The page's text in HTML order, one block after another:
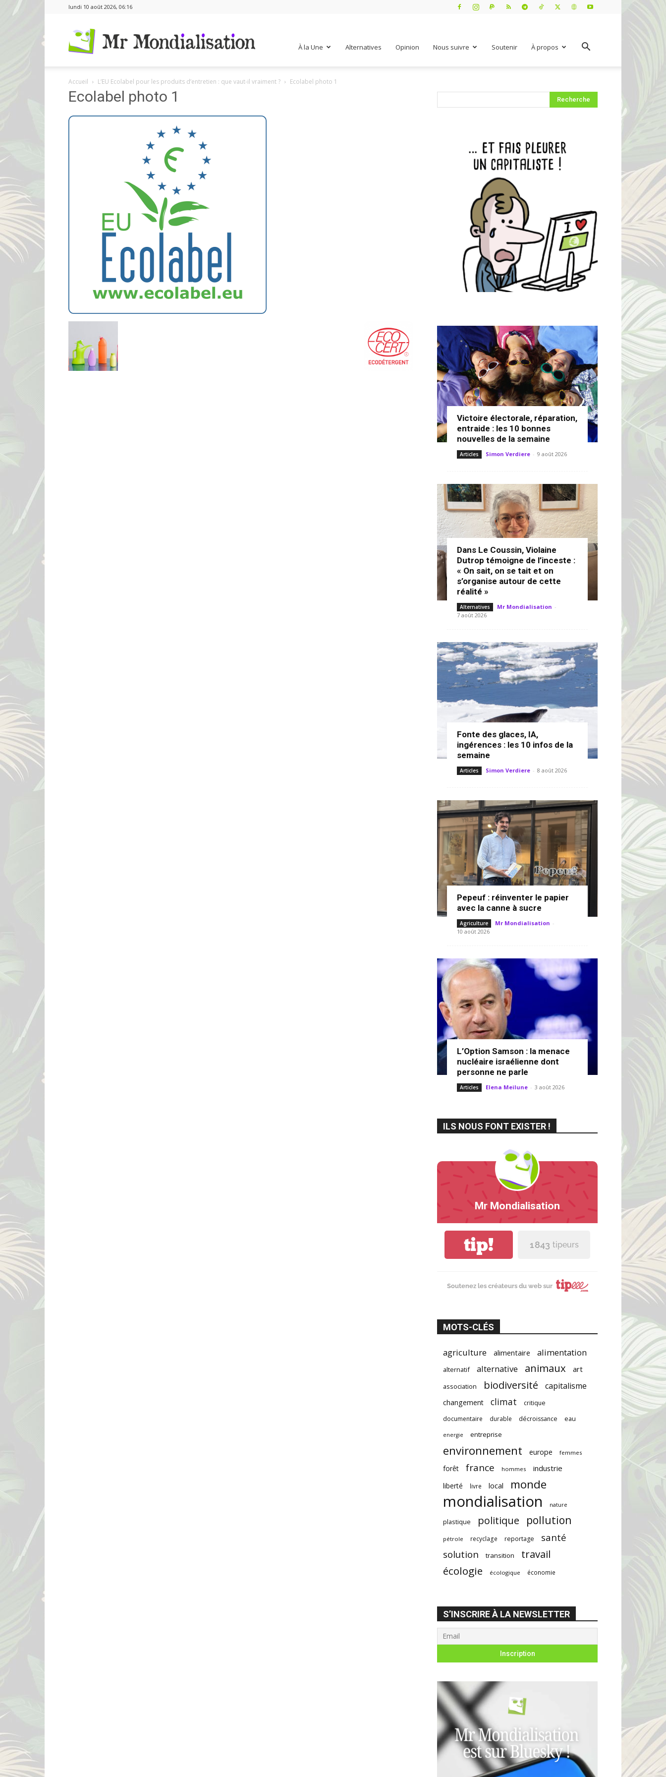
lundi 10 août 2026, 06:16
À la Une Alternatives Opinion Nous suivre Soutenir À propos
Accueil L’EU Ecolabel pour les produits d’entretien : que vaut-il vraiment ? Ecolabel photo 1
Ecolabel photo 1
Victoire électorale, réparation,
entraide : les 10 bonnes
nouvelles de la semaine
Articles Simon Verdiere - 9 août 2026
Dans Le Coussin, Violaine
Dutrop témoigne de l’inceste :
« On sait, on se tait et on
s’organise autour de cette
réalité »
Alternatives Mr Mondialisation -
7 août 2026
Fonte des glaces, IA,
ingérences : les 10 infos de la
semaine
Articles Simon Verdiere - 8 août 2026
Pepeuf : réinventer le papier
avec la canne à sucre
Agriculture Mr Mondialisation -
10 août 2026
L’Option Samson : la menace
nucléaire israélienne dont
personne ne parle
Articles Elena Meilune - 3 août 2026
ILS NOUS FONT EXISTER !
Mr Mondialisation
tip! 1 843 tipeurs
Soutenez les créateurs du web sur
MOTS-CLÉS
agriculture alimentaire alimentation
alternatif alternative animaux art
association biodiversité capitalisme
changement climat
critique
documentaire
durable décroissance eau
energie entreprise
environnement europe femmes
forêt france hommes industrie
liberté livre local monde
mondialisation nature
plastique politique pollution
pétrole recyclage reportage
santé
solution
transition
travail
écologie
écologique économie
S’INSCRIRE À LA NEWSLETTER